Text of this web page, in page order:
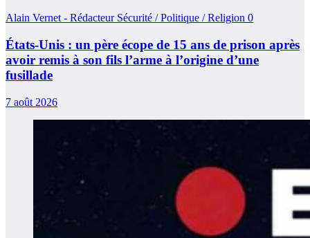
Alain Vernet - Rédacteur Sécurité / Politique / Religion 0
États-Unis : un père écope de 15 ans de prison après
avoir remis à son fils l’arme à l’origine d’une
fusillade
7 août 2026